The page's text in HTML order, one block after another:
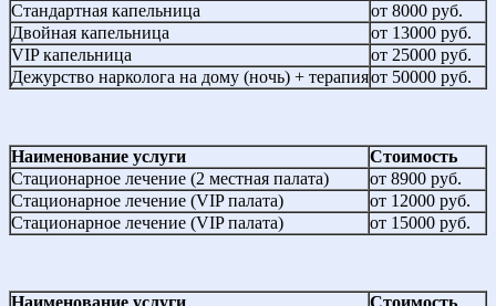
Стандартная капельница
от 8000 руб.
Двойная капельница
от 13000 руб.
VIP капельница
от 25000 руб.
Дежурство нарколога на дому (ночь) + терапияот 50000 руб.
Наименование услуги
Стоимость
Стационарное лечение (2 местная палата)
от 8900 руб.
Стационарное лечение (VIP палата)
от 12000 руб.
Стационарное лечение (VIP палата)
от 15000 руб.
Наименование услуги
Стоимость